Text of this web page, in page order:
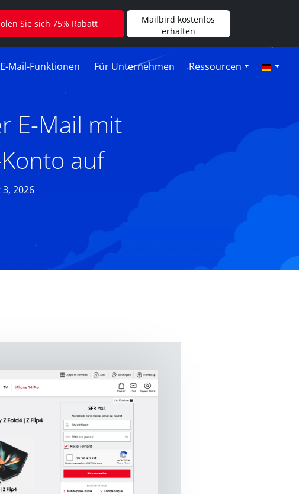
E-Mail-Funktionen Für Unternehmen Ressourcen
E-Mail mit
auf
2026
Sie sich 75% Rabatt
Mailbird kostenlos
erhalten